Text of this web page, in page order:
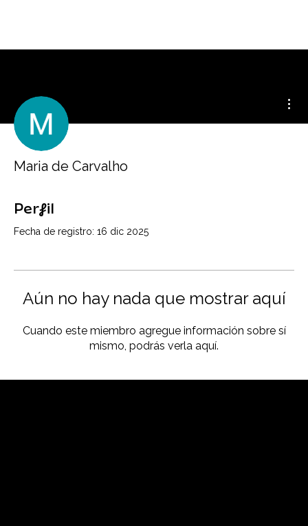
Maria de Carvalho
Perfil
Fecha de registro: 16 dic 2025
Aún no hay nada que mostrar aquí
Cuando este miembro agregue información sobre sí
mismo, podrás verla aquí.